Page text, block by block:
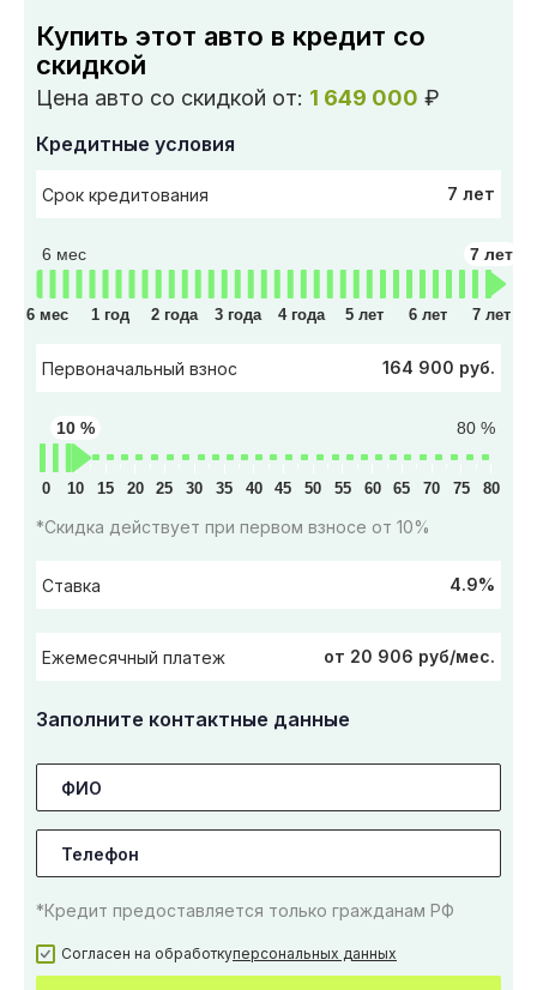
Купить этот авто в кредит со
скидкой
Цена авто со скидкой от: 1 649 000 ₽
Кредитные условия
Срок кредитования 7 лет
6 мес 7 лет
6 мес 1 год 2 года 3 года 4 года 5 лет 6 лет 7 лет
Первоначальный взнос 164 900 руб.
80 %
10 %
0 10 15 20 25 30 35 40 45 50 55 60 65 70 75 80
*Скидка действует при первом взносе от 10%
Ставка 4.9%
Ежемесячный платеж от 20 906 руб/мес.
Заполните контактные данные
*Кредит предоставляется только гражданам РФ
Согласен на обработкуперсональных данных